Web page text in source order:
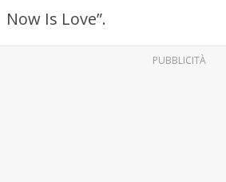
Now Is Love”.
PUBBLICITÀ